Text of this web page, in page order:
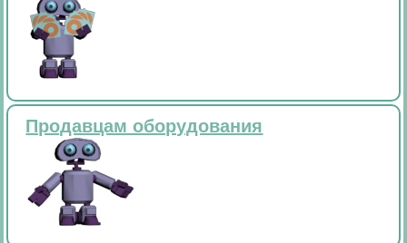
Продавцам оборудования